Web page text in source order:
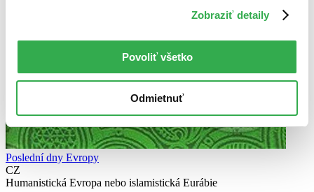
Zobraziť detaily
Povoliť všetko
Odmietnuť
Poslední dny Evropy
CZ
Humanistická Evropa nebo islamistická Eurábie